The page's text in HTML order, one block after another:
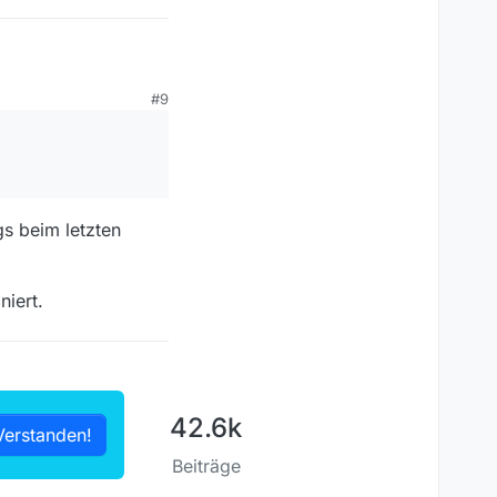
während
auf 4k
#9
beim letzten
42.6k
Beiträge